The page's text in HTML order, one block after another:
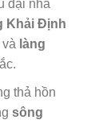
đại nhà
Khải Định
và làng
thả hồn
sông